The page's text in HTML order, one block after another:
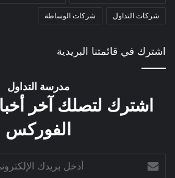
شركات التداول شركات الوساطة
اشترك في قائمتنا البريدية
مدرسة التداول
اشترك لتصلك آخر
الفوركس
بريدك